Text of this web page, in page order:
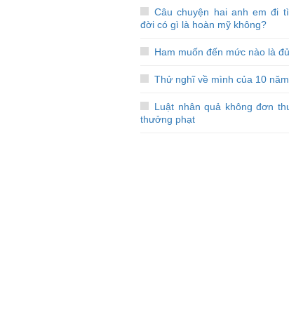
Câu chuyện hai anh em đi
đời có gì là hoàn mỹ không?
Ham muốn đến mức nào là
Thử nghĩ về mình của 10
Luật nhân quả không đơn
thưởng phạt